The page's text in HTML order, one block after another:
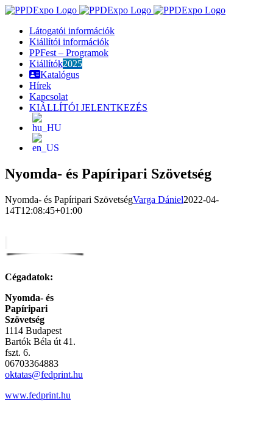
Kihagyás
Látogatói információk
Kiállítói információk
PPFest – Programok
Kiállítók2025
Katalógus
Hírek
Kapcsolat
KIÁLLÍTÓI JELENTKEZÉS
Nyomda- és Papíripari Szövetség
Nyomda- és Papíripari SzövetségVarga Dániel2022-04-
14T12:08:45+01:00
Cégadatok:
Nyomda- és
Papíripari
Szövetség
1114 Budapest
Bartók Béla út 41.
fszt. 6.
06703364883
oktatas@fedprint.hu
www.fedprint.hu